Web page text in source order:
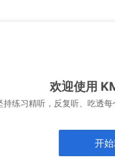
欢迎使用
持练习精听，反复听、吃透
开